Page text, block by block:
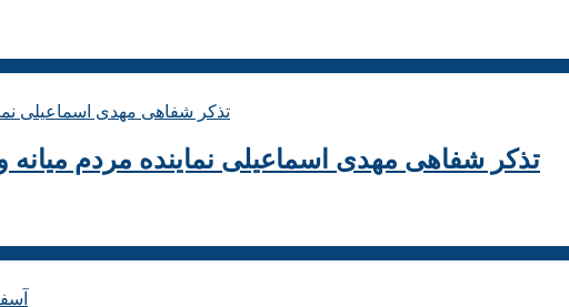
تذکر شفاهی مهدی اسماعیلی نماینده مردم میانه